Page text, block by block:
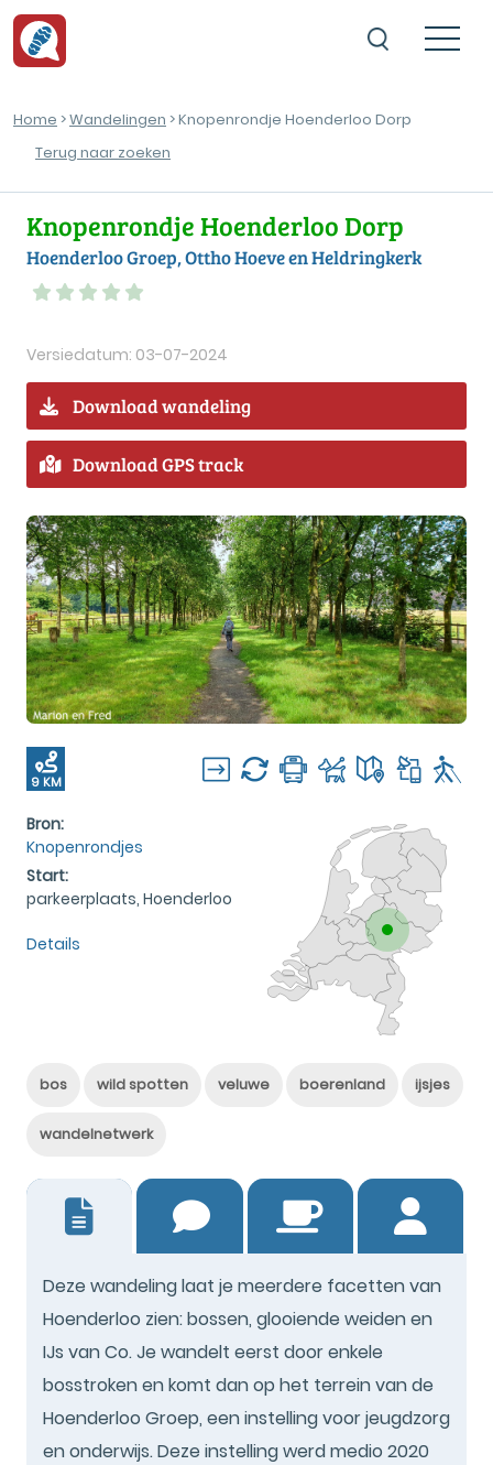
Home >Wandelingen > Knopenrondje Hoenderloo Dorp
Terug naar zoeken
Knopenrondje Hoenderloo Dorp
Hoenderloo Groep, Ottho Hoeve en Heldringkerk
Versiedatum: 03-07-2024
Download wandeling
Download GPS track
9 KM
Bron:
Knopenrondjes
Start:
parkeerplaats, Hoenderloo
Details
bos wild spotten veluwe boerenland ijsjes
wandelnetwerk
Deze wandeling laat je meerdere facetten van
Hoenderloo zien: bossen, glooiende weiden en
IJs van Co. Je wandelt eerst door enkele
bosstroken en komt dan op het terrein van de
Hoenderloo Groep, een instelling voor jeugdzorg
en onderwijs. Deze instelling werd medio 2020